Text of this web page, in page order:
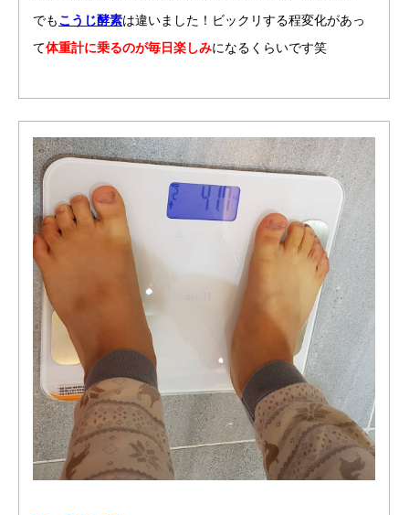
でもこうじ酵素は違いました！ビックリする程変化があっ
て体重計に乗るのが毎日楽しみになるくらいです笑